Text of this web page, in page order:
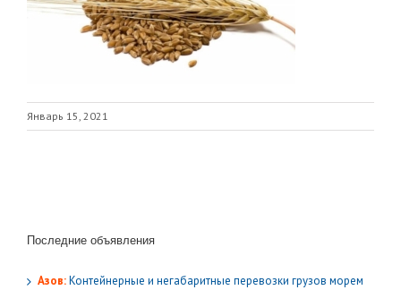
Январь 15, 2021
Последние объявления
Азов:Контейнерные и негабаритные перевозки грузов морем